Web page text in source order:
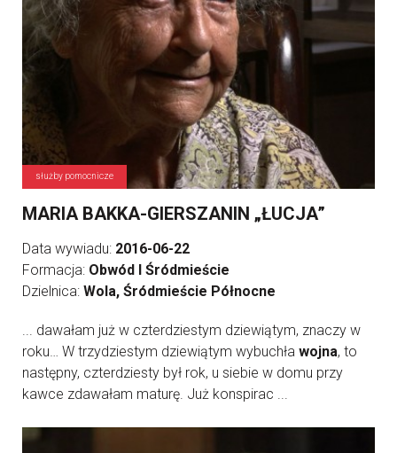
służby pomocnicze
MARIA BAKKA-GIERSZANIN „ŁUCJA”
Data wywiadu: 2016-06-22
Formacja: Obwód I Śródmieście
Dzielnica: Wola, Śródmieście Północne
... dawałam już w czterdziestym dziewiątym, znaczy w
roku… W trzydziestym dziewiątym wybuchła wojna, to
następny, czterdziesty był rok, u siebie w domu przy
kawce zdawałam maturę. Już konspirac ...